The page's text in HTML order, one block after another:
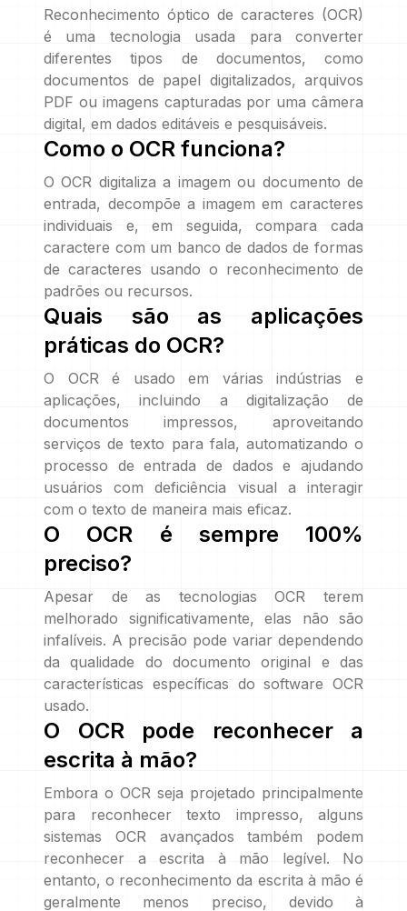
Reconhecimento óptico de caracteres (OCR)
é uma tecnologia usada para converter
diferentes tipos de documentos, como
documentos de papel digitalizados, arquivos
PDF ou imagens capturadas por uma câmera
digital, em dados editáveis e pesquisáveis.
Como o OCR funciona?
O OCR digitaliza a imagem ou documento de
entrada, decompõe a imagem em caracteres
individuais e, em seguida, compara cada
caractere com um banco de dados de formas
de caracteres usando o reconhecimento de
padrões ou recursos.
Quais são as aplicações
práticas do OCR?
O OCR é usado em várias indústrias e
aplicações, incluindo a digitalização de
documentos impressos, aproveitando
serviços de texto para fala, automatizando o
processo de entrada de dados e ajudando
usuários com deficiência visual a interagir
com o texto de maneira mais eficaz.
O OCR é sempre 100%
preciso?
Apesar de as tecnologias OCR terem
melhorado significativamente, elas não são
infalíveis. A precisão pode variar dependendo
da qualidade do documento original e das
características específicas do software OCR
usado.
O OCR pode reconhecer a
escrita à mão?
Embora o OCR seja projetado principalmente
para reconhecer texto impresso, alguns
sistemas OCR avançados também podem
reconhecer a escrita à mão legível. No
entanto, o reconhecimento da escrita à mão é
geralmente menos preciso, devido à